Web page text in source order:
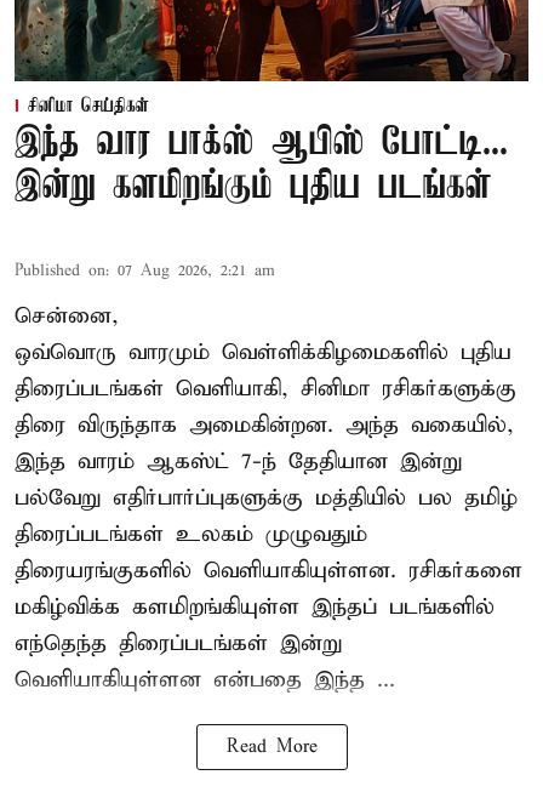
சினிமா செய்திகள்
இந்த வார பாக்ஸ் ஆபிஸ் போட்டி...
இன்று களமிறங்கும் புதிய படங்கள்
Published on: 07 Aug 2026, 2:21 am
சென்னை,
ஒவ்வொரு வாரமும் வெள்ளிக்கிழமைகளில் புதிய
திரைப்படங்கள் வெளியாகி, சினிமா ரசிகர்களுக்கு
திரை விருந்தாக அமைகின்றன. அந்த வகையில்,
இந்த வாரம் ஆகஸ்ட் 7-ந் தேதியான இன்று
பல்வேறு எதிர்பார்ப்புகளுக்கு மத்தியில் பல தமிழ்
திரைப்படங்கள் உலகம் முழுவதும்
திரையரங்குகளில் வெளியாகியுள்ளன. ரசிகர்களை
மகிழ்விக்க களமிறங்கியுள்ள இந்தப் படங்களில்
எந்தெந்த திரைப்படங்கள் இன்று
வெளியாகியுள்ளன என்பதை இந்த ...
Read More